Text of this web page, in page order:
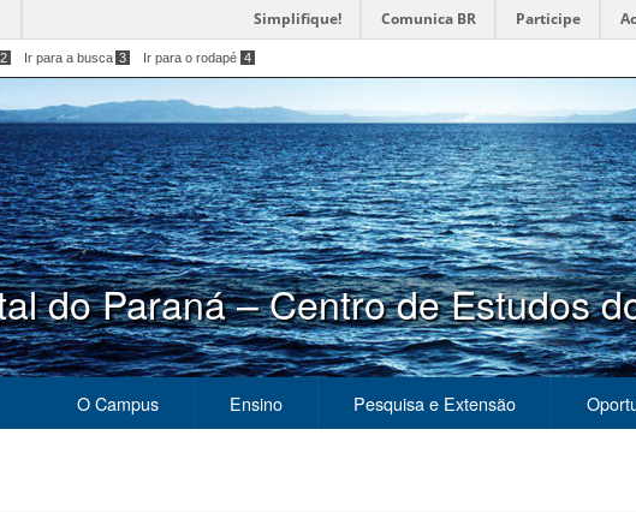
Simplifique! Comunica BR Participe
2 Ir para a busca 3 Ir para o rodapé 4
do Paraná – Centro de Estudos
O Campus Ensino Pesquisa e Extensão